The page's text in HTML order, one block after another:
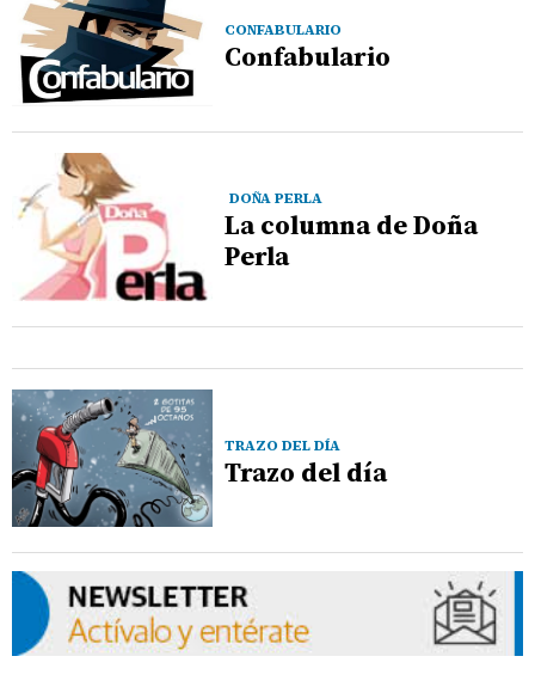
CONFABULARIO
Confabulario
DOÑA PERLA
La columna de Doña
Perla
TRAZO DEL DÍA
Trazo del día